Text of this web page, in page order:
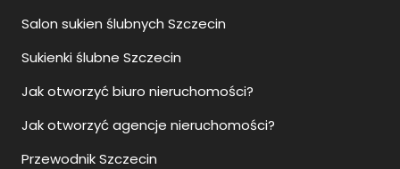
Salon sukien ślubnych Szczecin
Sukienki ślubne Szczecin
Jak otworzyć biuro nieruchomości?
Jak otworzyć agencje nieruchomości?
Przewodnik Szczecin